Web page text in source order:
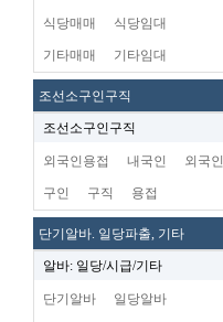
식당매매 식당임대
기타매매 기타임대
조선소구인구직
조선소구인구직
외국인용접 내국인 외국인
구인 구직 용접
단기알바. 일당파출, 기타
알바: 일당/시급/기타
단기알바 일당알바